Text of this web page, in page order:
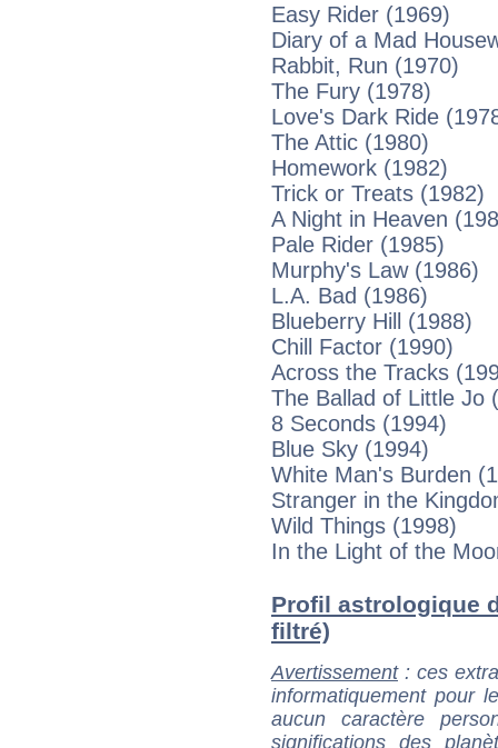
Easy Rider (1969)
Diary of a Mad
Rabbit, Run (1970)
The Fury (1978)
Love's Dark Ride
The Attic (1980)
Homework (1982)
Trick or Treats (1982)
A Night in Heaven
Pale Rider (1985)
Murphy's Law (1986)
L.A. Bad (1986)
Blueberry Hill (1988)
Chill Factor (1990)
Across the Tracks
The Ballad of Little Jo
8 Seconds (1994)
Blue Sky (1994)
White Man's Burden
Stranger in the
Wild Things (1998)
In the Light of the
Profil astrologique
filtré)
Avertissement: ces
informatiquement pour
aucun caractère
significations des